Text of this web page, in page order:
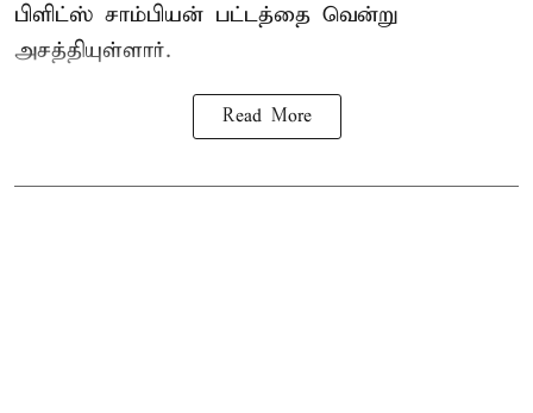
பிளிட்ஸ் சாம்பியன் பட்டத்தை வென்று
அசத்தியுள்ளார்.
Read More